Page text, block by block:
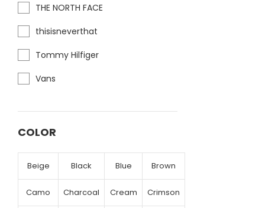
THE NORTH FACE
thisisneverthat
Tommy Hilfiger
Vans
COLOR
Beige Black Blue Brown
Camo Charcoal Cream Crimson